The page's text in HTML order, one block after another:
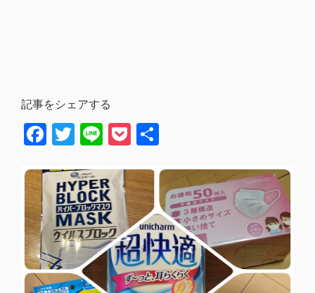
記事をシェアする
Facebook
Twitter
LinePocket